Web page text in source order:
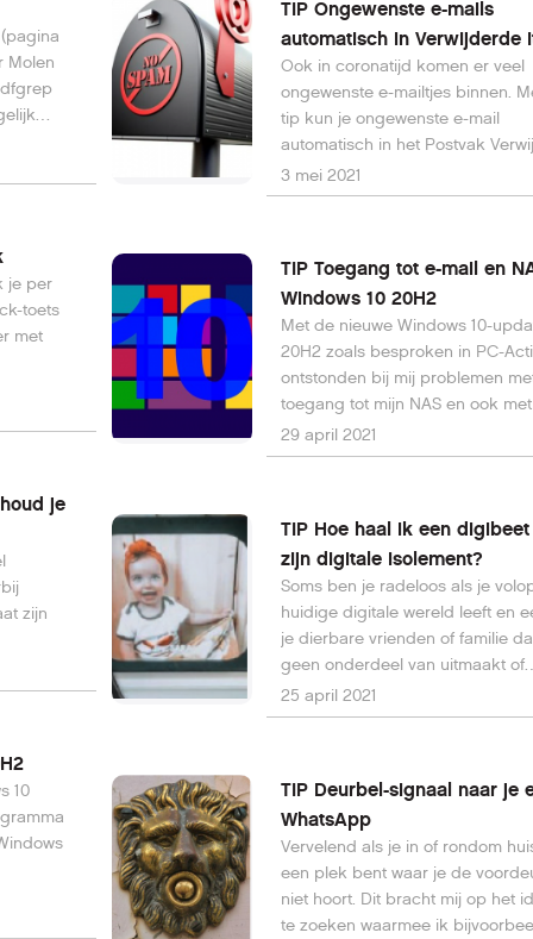
Molen
een
je per
toets
met
je
zijn
10
TIP Ongewenste e-mails
automatisch in Verwijderde
Ook in coronatijd komen er veel
ongewenste e-mailtjes binnen.
tip kun je ongewenste e-mail
automatisch in het Postvak
items laten verdwijnen.
3 mei 2021
TIP Toegang tot e-mail en
Windows 10 20H2
Met de nieuwe Windows 10-
20H2 zoals besproken in PC-
ontstonden bij mij problemen
toegang tot mijn NAS en ook
toegang tot mijn mailboxen in
29 april 2021
TIP Hoe haal ik een
zijn digitale isolement?
Soms ben je radeloos als je
huidige digitale wereld leeft en
je dierbare vrienden of familie
geen onderdeel van uitmaakt of
toegang toe heeft.
25 april 2021
TIP Deurbel-signaal naar je
WhatsApp
Vervelend als je in of rondom
een plek bent waar je de
niet hoort. Dit bracht mij op het
te zoeken waarmee ik